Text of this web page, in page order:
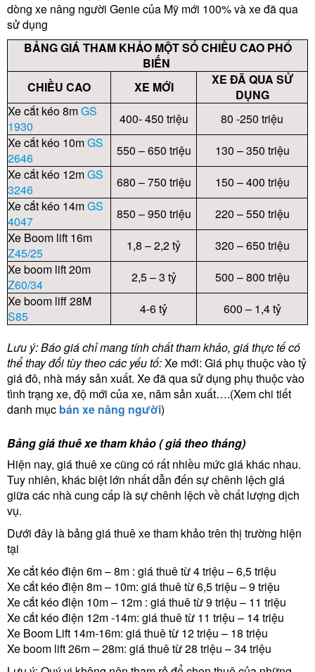
dòng xe nâng người Genie của Mỹ mới 100% và xe đã qua
sử dụng
BẢNG GIÁ THAM KHẢO MỘT SỐ CHIỀU CAO PHỔ
BIẾN
CHIỀU CAO
XE MỚI
XE ĐÃ QUA SỬ
DỤNG
Xe cắt kéo 8mGS
1930
400- 450 triệu
80 -250 triệu
Xe cắt kéo 10mGS
2646
550 – 650 triệu
130 – 350 triệu
Xe cắt kéo 12mGS
3246
680 – 750 triệu
150 – 400 triệu
Xe cắt kéo 14mGS
4047
850 – 950 triệu
220 – 550 triệu
Xe Boom lift 16m
Z45/25
1,8 – 2,2 tỷ
320 – 650 triệu
Xe boom lift 20m
Z60/34
2,5 – 3 tỷ
500 – 800 triệu
Xe boom liff 28M
S85
4-6 tỷ 600 – 1,4 tỷ
Lưu ý: Báo giá chỉ mang tính chất tham khảo, giá thực tế có
thể thay đổi tùy theo các yếu tố:Xe mới: Giá phụ thuộc vào tỷ
giá đô, nhà máy sản xuất. Xe đã qua sử dụng phụ thuộc vào
tình trạng xe, độ mới của xe, năm sản xuất….(Xem chi tiết
danh mục bán xe nâng người)
Bảng giá thuê xe tham khảo ( giá theo tháng)
Hiện nay, giá thuê xe cũng có rất nhiều mức giá khác nhau.
Tuy nhiên, khác biệt lớn nhất dẫn đến sự chênh lệch giá
giữa các nhà cung cấp là sự chênh lệch về chất lượng dịch
vụ.
Dưới đây là bảng giá thuê xe tham khảo trên thị trường hiện
tại
Xe cắt kéo điện 6m – 8m : giá thuê từ 4 triệu – 6,5 triệu
Xe cắt kéo điện 8m – 10m: giá thuê từ 6,5 triệu – 9 triệu
Xe cắt kéo điện 10m – 12m : giá thuê từ 9 triệu – 11 triệu
Xe cắt kéo điện 12m -14m: giá thuê từ 11 triệu – 14 triệu
Xe Boom Lift 14m-16m: giá thuê từ 12 triệu – 18 triệu
Xe boom lift 26m – 28m: giá thuê từ 28 triệu – 34 triệu